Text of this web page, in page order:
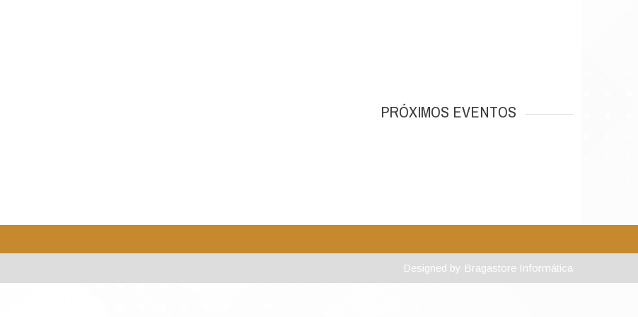
PRÓXIMOS EVENTOS
Designed by Bragastore Informática